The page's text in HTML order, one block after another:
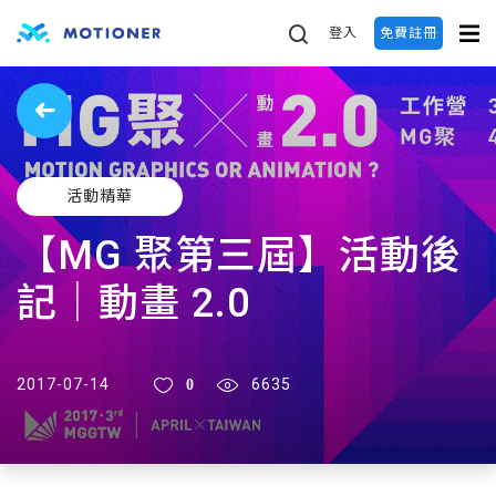
登入 免費註冊
活動精華
【MG 聚第三屆】活動後
記｜動畫 2.0
2017-07-14 0 6635